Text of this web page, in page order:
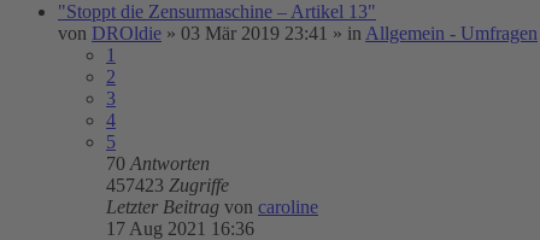
"Stoppt die Zensurmaschine – Artikel 13"
von DROldie » 03 Mär 2019 23:41 » in Allgemein - Umfragen
1
2
3
4
5
70 Antworten
457423 Zugriffe
Letzter Beitrag von caroline
17 Aug 2021 16:36